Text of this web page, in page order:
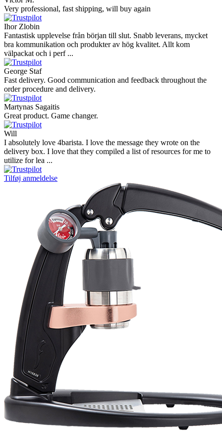
Very professional, fast shipping, will buy again
Ihor Zlobin
Fantastisk upplevelse från början till slut. Snabb leverans, mycket
bra kommunikation och produkter av hög kvalitet. Allt kom
välpackat och i perf ...
George Staf
Fast delivery. Good communication and feedback throughout the
order procedure and delivery.
Martynas Sagaitis
Great product. Game changer.
Will
I absolutely love 4barista. I love the message they wrote on the
delivery box. I love that they compiled a list of resources for me to
utilize for lea ...
Tilføj anmeldelse